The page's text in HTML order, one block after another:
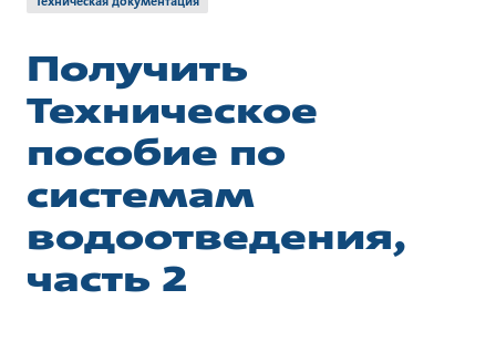
Получить
Техническое
пособие по
системам
водоотведения,
часть 2